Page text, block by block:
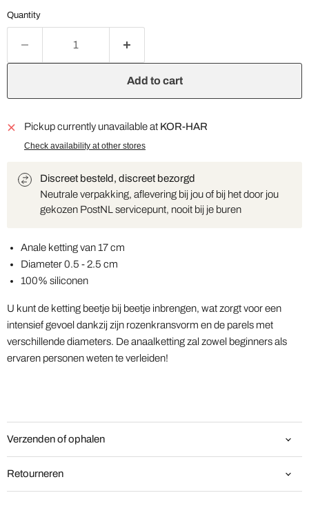
Quantity
Add to cart
Pickup currently unavailable at KOR-HAR
Check availability at other stores
Discreet besteld, discreet bezorgd
Neutrale verpakking, aflevering bij jou of bij het door jou
gekozen PostNL servicepunt, nooit bij je buren
Anale ketting van 17 cm
Diameter 0.5 - 2.5 cm
100% siliconen
U kunt de ketting beetje bij beetje inbrengen, wat zorgt voor een
intensief gevoel dankzij zijn rozenkransvorm en de parels met
verschillende diameters. De anaalketting zal zowel beginners als
ervaren personen weten te verleiden!
Verzenden of ophalen
Retourneren